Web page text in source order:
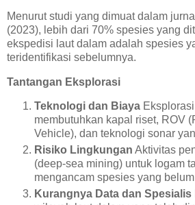
Menurut studi yang dimuat dalam jurnal
(2023), lebih dari 70% spesies yang
ekspedisi laut dalam adalah spesies
teridentifikasi sebelumnya.
Tantangan Eksplorasi
Teknologi dan Biaya
membutuhkan kapal riset, ROV
Vehicle), dan teknologi sonar
Risiko Lingkungan Aktivitas
(deep-sea mining) untuk logam
mengancam spesies yang
Kurangnya Data dan Spesialis